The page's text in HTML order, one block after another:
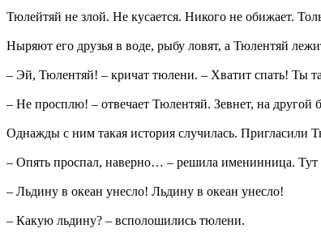
Тюлейтяй не злой. Не кусается. Никого не обижает.
Ныряют его друзья в воде, рыбу ловят, а Тюлентяй
– Эй, Тюлентяй! – кричат тюлени. – Хватит спать! Ты
– Не просплю! – отвечает Тюлентяй. Зевнет, на другой
Однажды с ним такая история случилась. Пригласили
– Опять проспал, наверно… – решила именинница.
– Льдину в океан унесло! Льдину в океан унесло!
– Какую льдину? – всполошились тюлени.